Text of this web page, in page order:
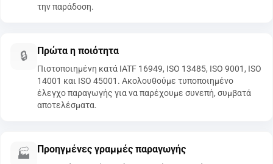
την παράδοση.
🔒 Πρώτα η ποιότητα
Πιστοποιημένη κατά IATF 16949, ISO 13485, ISO 9001, ISO
14001 και ISO 45001. Ακολουθούμε τυποποιημένο
έλεγχο παραγωγής για να παρέχουμε συνεπή, συμβατά
αποτελέσματα.
🏭 Προηγμένες γραμμές παραγωγής